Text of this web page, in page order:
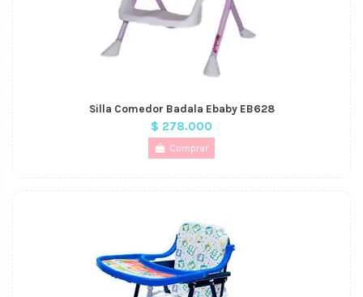
Silla Comedor Badala Ebaby EB628
$ 278.000
Comprar